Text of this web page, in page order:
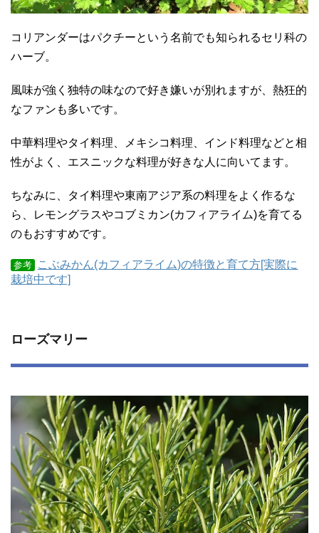
コリアンダーはパクチーという名前でも知られるセリ科の
ハーブ。
風味が強く独特の味なので好き嫌いが別れますが、熱狂的
なファンも多いです。
中華料理やタイ料理、メキシコ料理、インド料理などと相
性がよく、エスニックな料理が好きな人に向いてます。
ちなみに、タイ料理や東南アジア系の料理をよく作るな
ら、レモングラスやコブミカン(カフィアライム)を育てる
のもおすすめです。
参考
こぶみかん(カフィアライム)の特徴と育て方[実際に
栽培中です]
ローズマリー